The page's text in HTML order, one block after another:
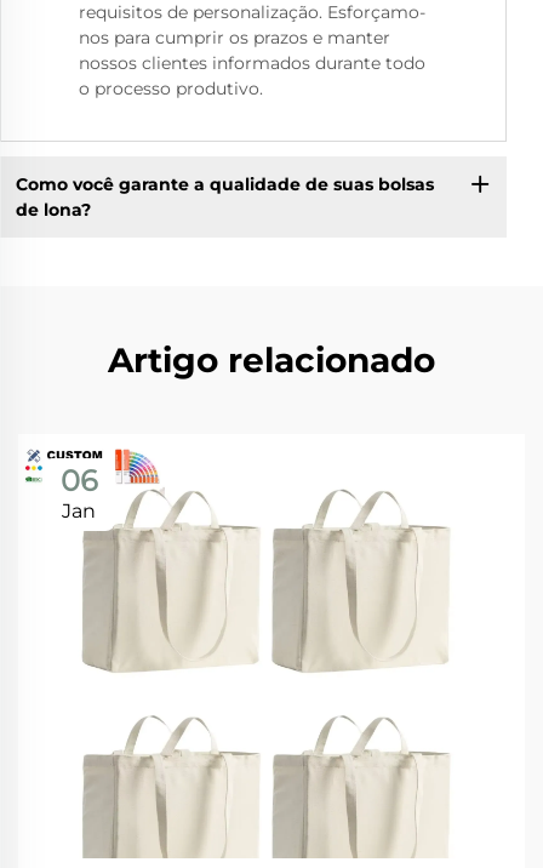
requisitos de personalização. Esforçamo-
nos para cumprir os prazos e manter
nossos clientes informados durante todo
o processo produtivo.
Como você garante a qualidade de suas bolsas
de lona?
Artigo relacionado
06
Jan